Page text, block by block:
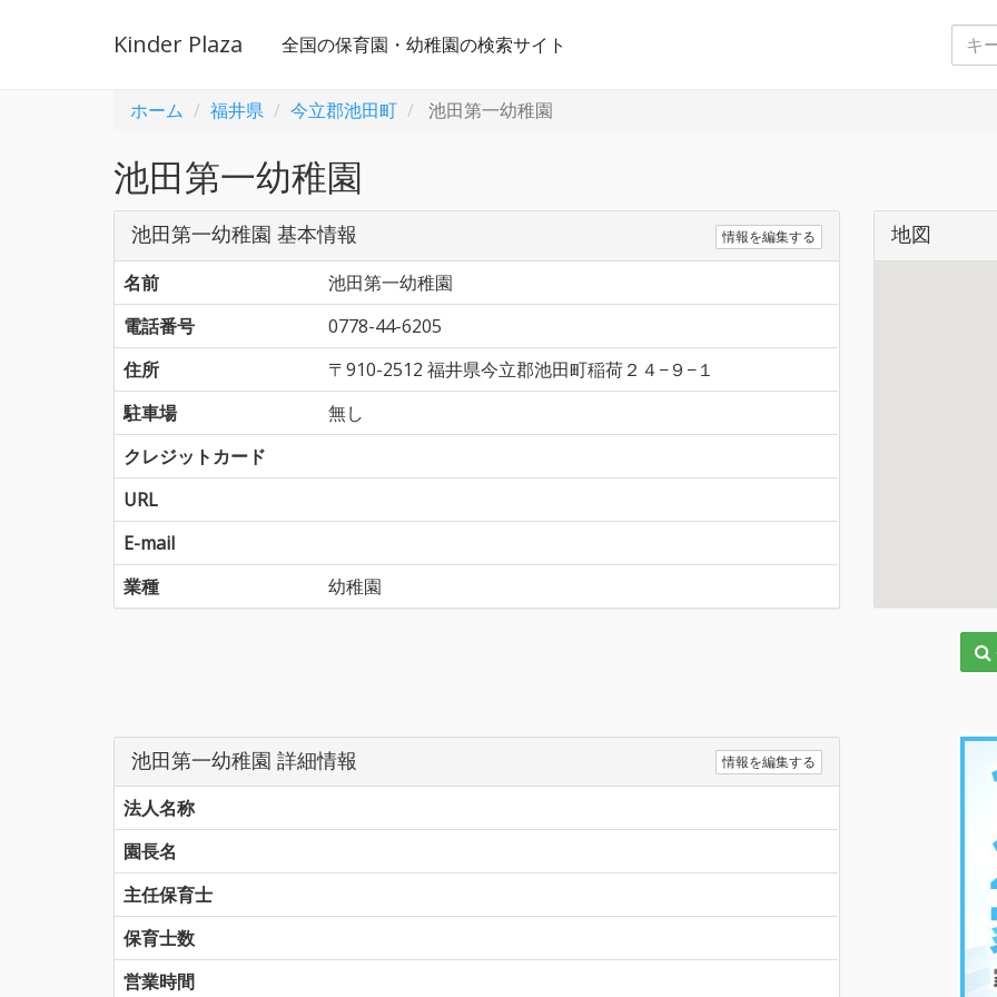
Kinder Plaza 全国の保育園・幼稚園の検索サイト
ホーム 福井県 今立郡池田町 池田第一幼稚園
池田第一幼稚園
池田第一幼稚園 基本情報 情報を編集する
名前
池田第一幼稚園
電話番号
0778-44-6205
住所
〒910-2512 福井県今立郡池田町稲荷２４−９−１
駐車場
無し
クレジットカード
URL
E-mail
業種
幼稚園
地図
池田第一幼稚園 詳細情報 情報を編集する
法人名称
園長名
主任保育士
保育士数
営業時間